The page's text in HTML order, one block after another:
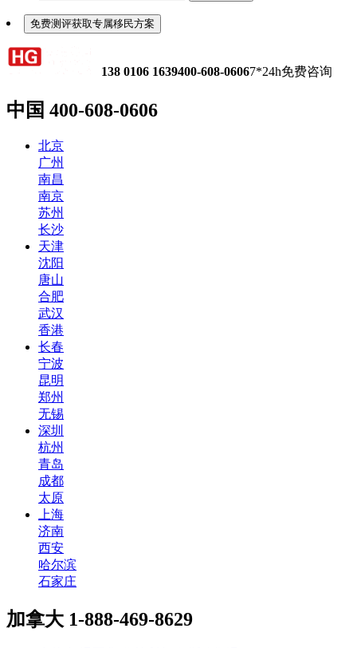
免费测评获取专属移民方案
138 0106 1639400-608-06067*24h免费咨询
中国 400-608-0606
北京
广州
南昌
南京
苏州
长沙
天津
沈阳
唐山
合肥
武汉
香港
长春
宁波
昆明
郑州
无锡
深圳
杭州
青岛
成都
太原
上海
济南
西安
哈尔滨
石家庄
加拿大 1-888-469-8629